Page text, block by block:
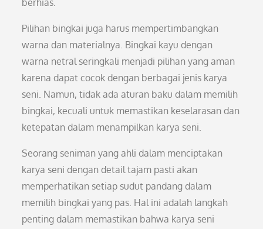
berhias.
Pilihan bingkai juga harus mempertimbangkan
warna dan materialnya. Bingkai kayu dengan
warna netral seringkali menjadi pilihan yang aman
karena dapat cocok dengan berbagai jenis karya
seni. Namun, tidak ada aturan baku dalam memilih
bingkai, kecuali untuk memastikan keselarasan dan
ketepatan dalam menampilkan karya seni.
Seorang seniman yang ahli dalam menciptakan
karya seni dengan detail tajam pasti akan
memperhatikan setiap sudut pandang dalam
memilih bingkai yang pas. Hal ini adalah langkah
penting dalam memastikan bahwa karya seni